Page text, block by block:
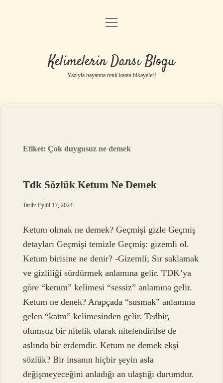
Anasayfa
Yasal Uyarı
menüyü
Kelimelerin Dansı Blogu
Yazıyla hayatına renk katan hikayeler!
Etiket:Çok duygusuz ne demek
Tdk Sözlük Ketum Ne Demek
Tarih: Eylül 17, 2024
Ketum olmak ne demek? Geçmişi gizle Geçmiş
detayları Geçmişi temizle Geçmiş: gizemli ol.
Ketum birisine ne denir? -Gizemli; Sır saklamak
ve gizliliği sürdürmek anlamına gelir. TDK’ya
göre “ketum” kelimesi “sessiz” anlamına gelir.
Ketum ne denek? Arapçada “susmak” anlamına
gelen “katm” kelimesinden gelir. Tedbir,
olumsuz bir nitelik olarak nitelendirilse de
aslında bir erdemdir. Ketum ne demek ekşi
sözlük? Bir insanın hiçbir şeyin asla
değişmeyeceğini anladığı an ulaştığı durumdur.